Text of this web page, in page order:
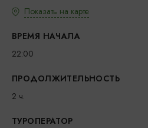
Показать на карте
ВРЕМЯ НАЧАЛА
22:00
ПРОДОЛЖИТЕЛЬНОСТЬ
2 ч.
ТУРОПЕРАТОР